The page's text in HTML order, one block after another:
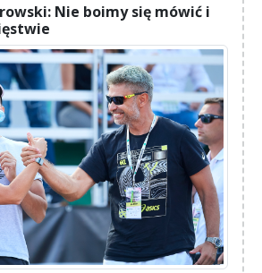
Nie boimy się mówić i